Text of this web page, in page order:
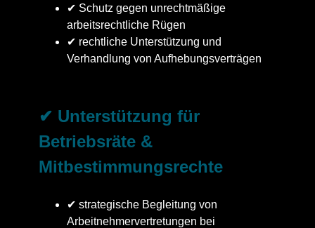
✔ Schutz gegen unrechtmäßige
arbeitsrechtliche Rügen
✔ rechtliche Unterstützung und
Verhandlung von Aufhebungsverträgen
✔ Unterstützung für
Betriebsräte &
Mitbestimmungsrechte
✔ strategische Begleitung von
Arbeitnehmervertretungen bei